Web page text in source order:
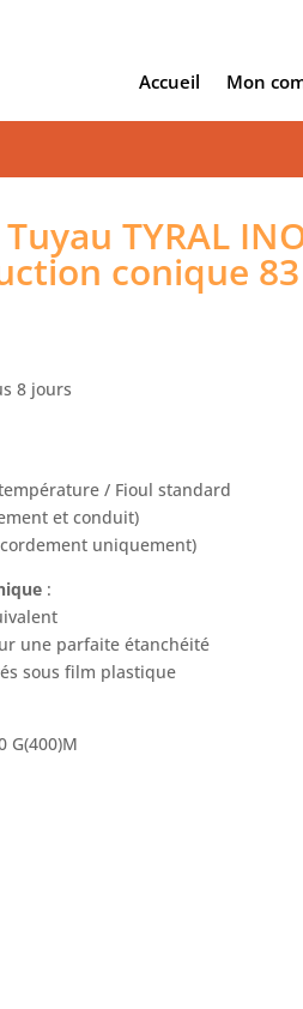
Accueil Mon
Tuyau TYRAL
conique 83
8 jours
/ Fioul standard
et conduit)
uniquement)
:
une parfaite étanchéité
sous film plastique
G(400)M